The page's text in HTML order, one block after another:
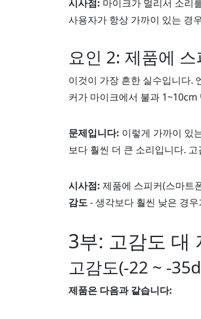
시사점: 마이크가 멀리서 소리
사용자가 항상 가까이 있는 경
요인 2: 제품에
이것이 가장 흔한 실수입니다.
커가 마이크에서 불과
문제입니다: 이렇게 가까이 있
보다 훨씬 더 큰 소리입니다.
시사점: 제품에 스피커(스마트
감도- 생각보다 훨씬 낮은 경
3부: 고감도 대
고감도(-22 ~ -
제품은 다음과 같습니다: